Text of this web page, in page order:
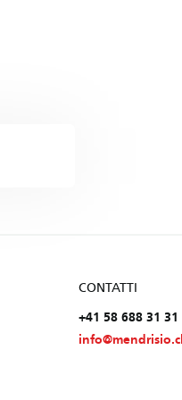
CONTATTI
+41 58 688 31 31